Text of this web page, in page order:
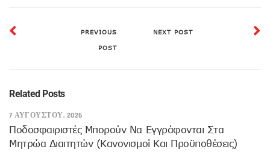
PREVIOUS
POST
NEXT POST
Related Posts
7 ΑΥΓΟΎΣΤΟΥ, 2026
Ποδοσφαιριστές Μπορούν Να Εγγράφονται Στα
Μητρώα Διαιτητών (κανονισμοί Και Προϋποθέσεις)